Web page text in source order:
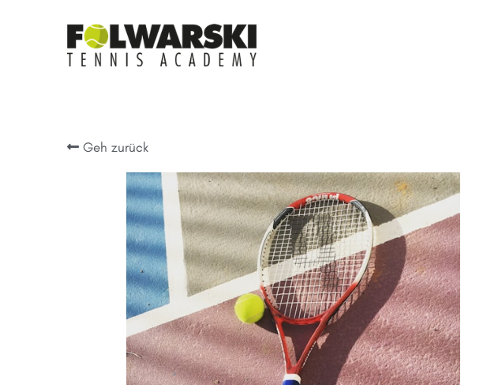
Geh zurück